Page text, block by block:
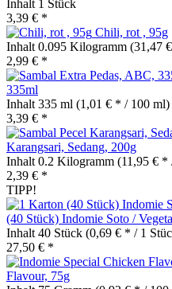
Inhalt 1 Stück
3,39 € *
Chili, rot , 95g
Inhalt 0.095 Kilogramm (31,47
2,99 € *
335ml
Inhalt 335 ml (1,01 € * / 100 ml)
3,39 € *
Karangsari, Sedang, 200g
Inhalt 0.2 Kilogramm (11,95 € *
2,39 € *
TIPP!
(40 Stück) Indomie Soto /
Inhalt 40 Stück (0,69 € * / 1
27,50 € *
Flavour, 75g